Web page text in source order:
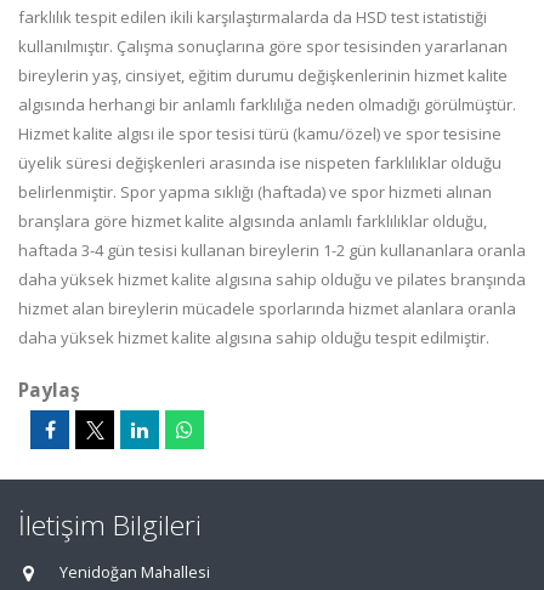
farklılık tespit edilen ikili karşılaştırmalarda da HSD test istatistiği
kullanılmıştır. Çalışma sonuçlarına göre spor tesisinden yararlanan
bireylerin yaş, cinsiyet, eğitim durumu değişkenlerinin hizmet kalite
algısında herhangi bir anlamlı farklılığa neden olmadığı görülmüştür.
Hizmet kalite algısı ile spor tesisi türü (kamu/özel) ve spor tesisine
üyelik süresi değişkenleri arasında ise nispeten farklılıklar olduğu
belirlenmiştir. Spor yapma sıklığı (haftada) ve spor hizmeti alınan
branşlara göre hizmet kalite algısında anlamlı farklılıklar olduğu,
haftada 3-4 gün tesisi kullanan bireylerin 1-2 gün kullananlara oranla
daha yüksek hizmet kalite algısına sahip olduğu ve pilates branşında
hizmet alan bireylerin mücadele sporlarında hizmet alanlara oranla
daha yüksek hizmet kalite algısına sahip olduğu tespit edilmiştir.
Paylaş
İletişim Bilgileri
Yenidoğan Mahallesi